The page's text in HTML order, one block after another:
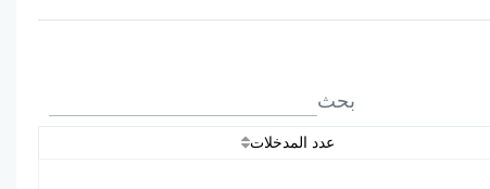
بحث
عدد المدخلات